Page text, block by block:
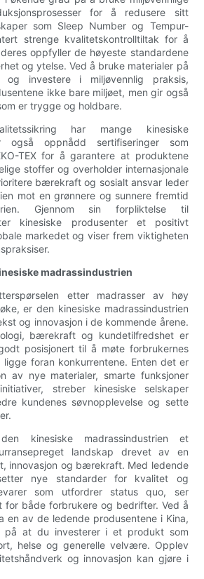
for å redusere sitt
som Sleep Number og Tempur-
strenge kvalitetskontrolltiltak for å
oppfyller de høyeste standardene
og ytelse. Ved å bruke materialer på
og investere i miljøvennlig praksis,
ikke bare miljøet, men gir også
er trygge og holdbare.
har mange kinesiske
også oppnådd sertifiseringer som
TEX for å garantere at produktene
stoffer og overholder internasjonale
bærekraft og sosialt ansvar leder
mot en grønnere og sunnere fremtid
Gjennom sin forpliktelse til
kinesiske produsenter et positivt
markedet og viser frem viktigheten
madrassindustrien
etter madrasser av høy
er den kinesiske madrassindustrien
og innovasjon i de kommende årene.
bærekraft og kundetilfredshet er
posisjonert til å møte forbrukernes
foran konkurrentene. Enten det er
av nye materialer, smarte funksjoner
streber kinesiske selskaper
kundenes søvnopplevelse og sette
kinesiske madrassindustrien et
landskap drevet av en
innovasjon og bærekraft. Med ledende
nye standarder for kvalitet og
som utfordrer status quo, ser
for både forbrukere og bedrifter. Ved å
en av de ledende produsentene i Kina,
at du investerer i et produkt som
helse og generelle velvære. Opplev
og innovasjon kan gjøre i